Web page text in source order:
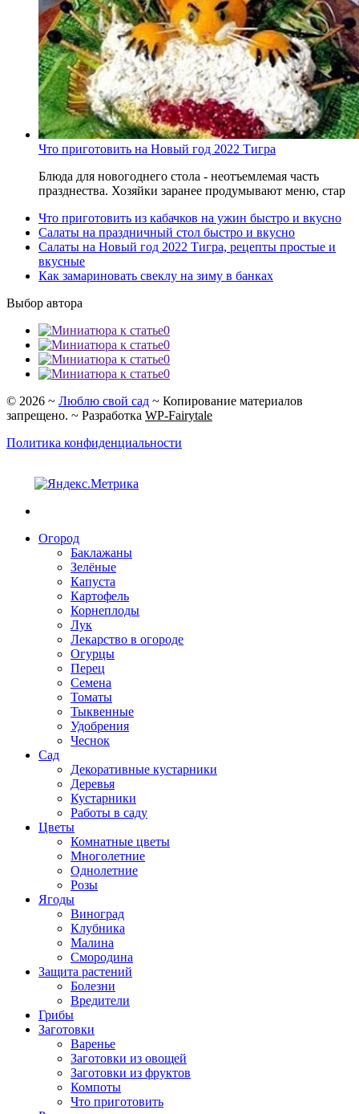
Что приготовить на Новый год 2022 Тигра
Блюда для новогоднего стола - неотъемлемая часть
празднества. Хозяйки заранее продумывают меню, стар
Что приготовить из кабачков на ужин быстро и вкусно
Салаты на праздничный стол быстро и вкусно
Салаты на Новый год 2022 Тигра, рецепты простые и
вкусные
Как замариновать свеклу на зиму в банках
Выбор автора
0
0
0
0
© 2026 ~ Люблю свой сад ~ Копирование материалов
запрещено. ~ Разработка WP-Fairytale
Политика конфиденциальности
Огород
Баклажаны
Зелёные
Капуста
Картофель
Корнеплоды
Лук
Лекарство в огороде
Огурцы
Перец
Семена
Томаты
Тыквенные
Удобрения
Чеснок
Сад
Декоративные кустарники
Деревья
Кустарники
Работы в саду
Цветы
Комнатные цветы
Многолетние
Однолетние
Розы
Ягоды
Виноград
Клубника
Малина
Смородина
Защита растений
Болезни
Вредители
Грибы
Заготовки
Варенье
Заготовки из овощей
Заготовки из фруктов
Компоты
Что приготовить